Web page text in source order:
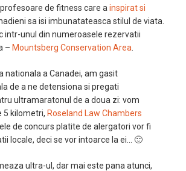
de fitness care a inspirat si
sa isi imbunatateasca stilul de viata.
intr-unul din numeroasele rezervatii
– Mountsberg Conservation Area
nationala a Canadei, am gasit
de a ne detensiona si pregati
ultramaratonul de a doua zi: vom
5 kilometri, Roseland Law Chambers
de concurs platite de alergatori vor fi
locale, deci se vor intoarce la ei… 🙂
ultra-ul, dar mai este pana atunci,